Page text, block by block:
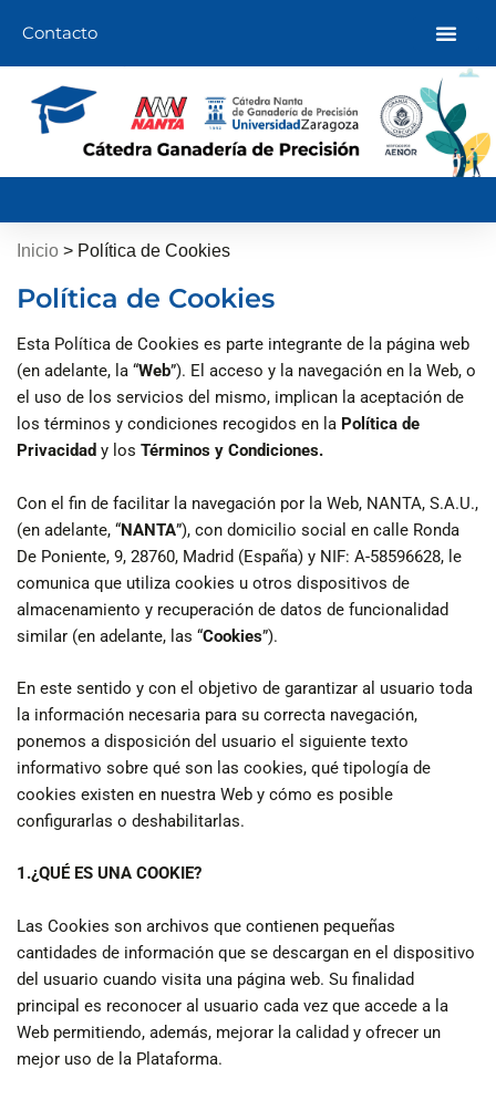
contenido
Contacto
Inicio> Política de Cookies
Política de Cookies
Esta Política de Cookies es parte integrante de la página web
(en adelante, la “Web”). El acceso y la navegación en la Web, o
el uso de los servicios del mismo, implican la aceptación de
los términos y condiciones recogidos en la Política de
Privacidad y los Términos y Condiciones.
Con el fin de facilitar la navegación por la Web, NANTA, S.A.U.,
(en adelante, “NANTA”), con domicilio social en calle Ronda
De Poniente, 9, 28760, Madrid (España) y NIF: A-58596628, le
comunica que utiliza cookies u otros dispositivos de
almacenamiento y recuperación de datos de funcionalidad
similar (en adelante, las “Cookies”).
En este sentido y con el objetivo de garantizar al usuario toda
la información necesaria para su correcta navegación,
ponemos a disposición del usuario el siguiente texto
informativo sobre qué son las cookies, qué tipología de
cookies existen en nuestra Web y cómo es posible
configurarlas o deshabilitarlas.
1.¿QUÉ ES UNA COOKIE?
Las Cookies son archivos que contienen pequeñas
cantidades de información que se descargan en el dispositivo
del usuario cuando visita una página web. Su finalidad
principal es reconocer al usuario cada vez que accede a la
Web permitiendo, además, mejorar la calidad y ofrecer un
mejor uso de la Plataforma.